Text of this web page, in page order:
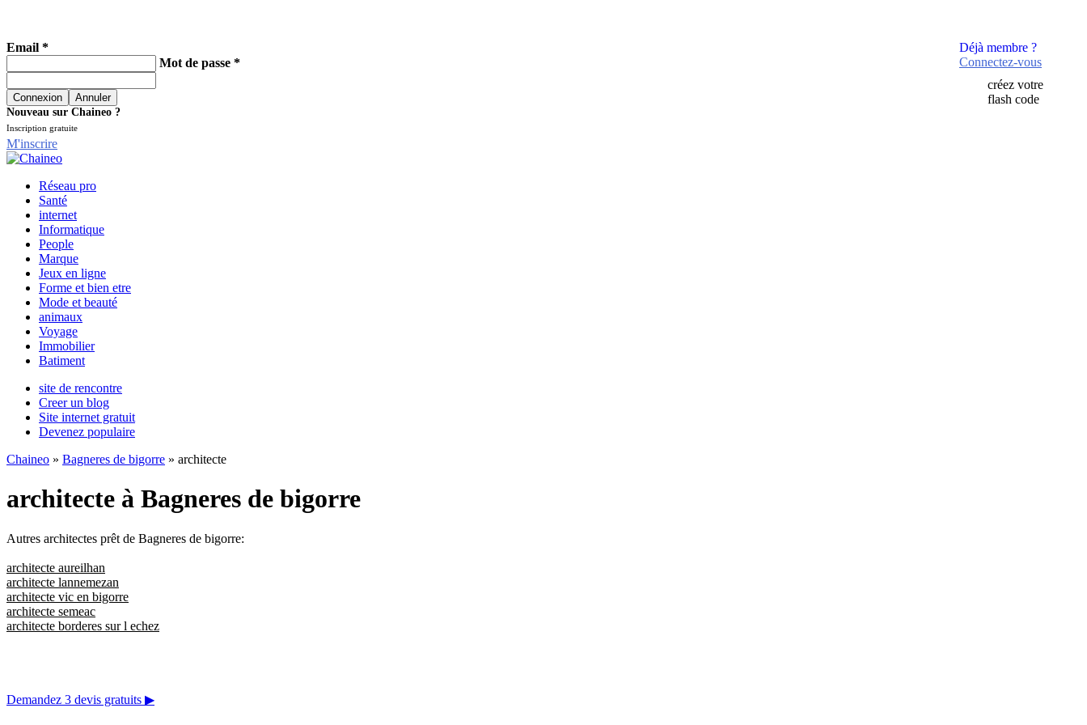
Déjà membre ?
Connectez-vous
créez votre
flash code
Email *
Mot de passe *
Nouveau sur Chaineo ?
Inscription gratuite
M'inscrire
Réseau pro
Santé
internet
Informatique
People
Marque
Jeux en ligne
Forme et bien etre
Mode et beauté
animaux
Voyage
Immobilier
Batiment
site de rencontre
Creer un blog
Site internet gratuit
Devenez populaire
Chaineo » Bagneres de bigorre » architecte
architecte à Bagneres de bigorre
Autres architectes prêt de Bagneres de bigorre:
architecte aureilhan
architecte lannemezan
architecte vic en bigorre
architecte semeac
architecte borderes sur l echez
Demandez 3 devis gratuits ▶